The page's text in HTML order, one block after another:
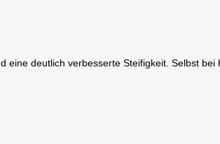
deutlich verbesserte Steifigkeit. Selbst